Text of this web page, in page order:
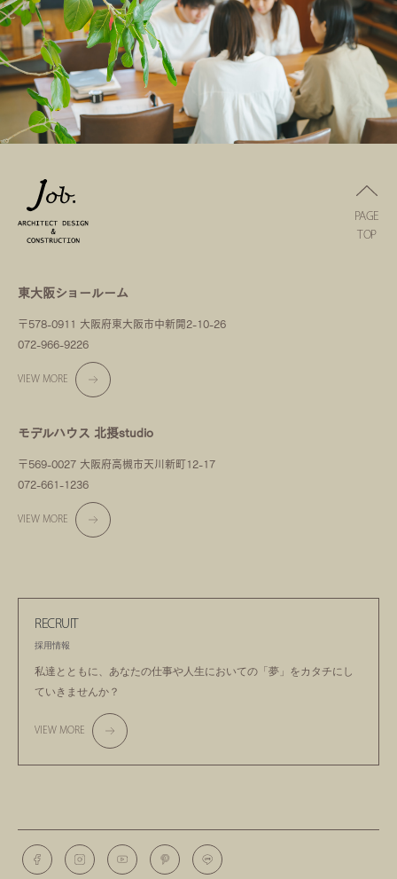
東大阪ショールーム
〒578-0911 大阪府東大阪市中新開2-10-26
072-966-9226
VIEW MORE
モデルハウス 北摂studio
〒569-0027 大阪府高槻市天川新町12-17
072-661-1236
VIEW MORE
RECRUIT
採用情報
私達とともに、あなたの仕事や人生においての 「夢」をカタチにし
ていきませんか？
VIEW MORE
PAGE
TOP